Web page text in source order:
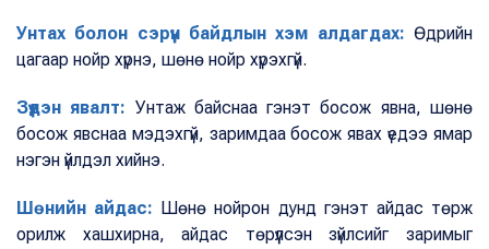
Унтах болон сэрүүн байдлын хэм алдагдах: Өдрийн
цагаар нойр хүрнэ, шөнө нойр хүрэхгүй.
Зүүдэн явалт: Унтаж байснаа гэнэт босож явна, шөнө
босож явснаа мэдэхгүй, заримдаа босож явах үедээ ямар
нэгэн үйлдэл хийнэ.
Шөнийн айдас: Шөнө нойрон дунд гэнэт айдас төрж
орилж хашхирна, айдас төрүүлсэн зүйлсийг заримыг